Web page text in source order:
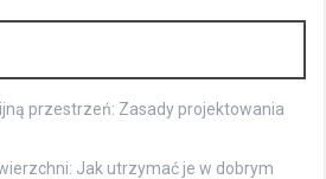
przestrzeń: Zasady projektowania
Jak utrzymać je w dobrym